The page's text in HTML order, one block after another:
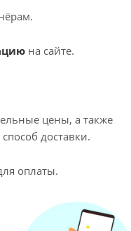
на сайте.
цены, а также
доставки.
оплаты.